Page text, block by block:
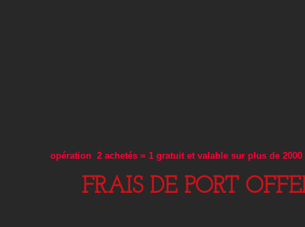
opération 2 achetés = 1 gratuit et valable sur plus de
FRAIS DE PORT